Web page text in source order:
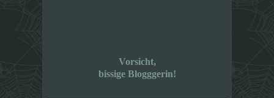
Vorsicht,
bissige Blogggerin!